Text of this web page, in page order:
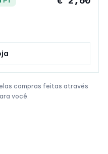
compras feitas através
você.